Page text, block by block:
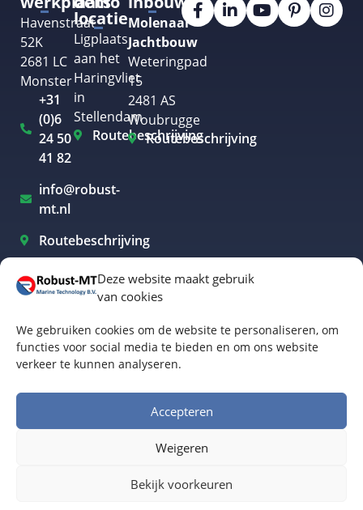
Deze website maakt gebruik
van cookies
We gebruiken cookies om de website te personaliseren, om
functies voor social media te bieden en om ons website
verkeer te kunnen analyseren.
Accepteren
Weigeren
Bekijk voorkeuren
Havenstraat
52K
2681 LC
Monster
+31
(0)6
24 50
41 82
info@robust-
mt.nl
Routebeschrijving
locatie
Ligplaats
aan het
Haringvliet
in
Stellendam
Routebeschrijving
Molenaar
Jachtbouw
Weteringpad
15
2481 AS
Woubrugge
Routebeschrijving
Elektrisch varen Westland
Elektrisch varen Rotterdam
Elektrisch varen Amsterdam
Elektrisch varen Friesland